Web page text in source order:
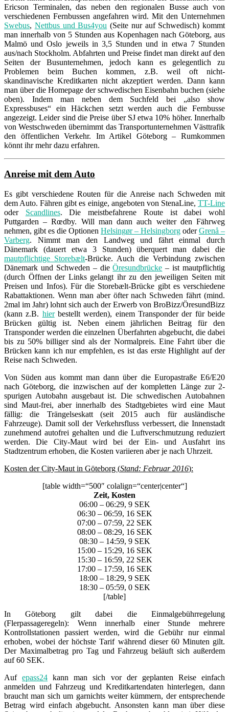
Ericson Terminalen, das neben den regionalen Busse auch von
verschiedenen Fernbussen angefahren wird. Mit den Unternehmen
Swebus, Nettbus und Bus4you (Seite nur auf Schwedisch) kommt
man innerhalb von 5 Stunden aus Kopenhagen nach Göteborg, aus
Malmö und Oslo jeweils in 3,5 Stunden und in etwa 7 Stunden
aus/nach Stockholm. Abfahrten und Preise findet man direkt auf den
Seiten der Busunternehmen, jedoch kann es gelegentlich zu
Problemen beim Buchen kommen, z.B. weil oft nicht-
skandinavische Kreditkarten nicht akzeptiert werden. Dann kann
man über die Homepage der schwedischen Eisenbahn buchen (siehe
oben). Indem man neben dem Suchfeld bei „also show
Expressbuses“ ein Häckchen setzt werden auch die Fernbusse
angezeigt. Leider sind die Preise über SJ etwa 10% höher. Innerhalb
von Westschweden übernimmt das Transportunternehmen Västtrafik
den öffentlichen Verkehr. Im Artikel Göteborg – Rumkommen
könnt ihr mehr dazu erfahren.
Anreise mit dem Auto
Es gibt verschiedene Routen für die Anreise nach Schweden mit
dem Auto. Fähren gibt es einige, angeboten von StenaLine, TT-Line
oder Scandlines. Die meistbefahrene Route ist dabei wohl
Puttgarden – Rœdby. Will man dann auch weiter den Fährweg
nehmen, gibt es die Optionen Helsingør – Helsingborg oderGrenå –
Varberg. Nimmt man den Landweg und fährt einmal durch
Dänemark (dauert etwa 3 Stunden) überquert man dabei die
mautpflichtige Storebælt-Brücke. Auch die Verbindung zwischen
Dänemark und Schweden – dieÖresundbrücke – ist mautpflichtig
(durch Öffnen der Links gelangt ihr zu den jeweiligen Seiten mit
Preisen und Infos). Für die Storebælt-Brücke gibt es verschiedene
Rabattaktionen. Wenn man aber öfter nach Schweden fährt (mind.
2mal im Jahr) lohnt sich auch der Erwerb von BroBizz/ÖresundBizz
(kann z.B. hierbestellt werden), einem Transponder der für beide
Brücken gültig ist. Neben einem jährlichen Beitrag für den
Transponder werden die einzelnen Überfahrten abgebucht, die dabei
bis zu 50% billiger sind als der Normalpreis. Eine Fahrt über die
Brücken kann ich nur empfehlen, es ist das erste Highlight auf der
Reise nach Schweden.
Von Süden aus kommt man dann über die Europastraße E6/E20
nach Göteborg, die inzwischen auf der kompletten Länge zur 2-
spurigen Autobahn ausgebaut ist. Die schwedischen Autobahnen
sind Maut-frei, aber innerhalb des Stadtgebietes wird eine Maut
fällig: die Trängelseskatt (seit 2015 auch für ausländische
Fahrzeuge). Damit soll der Verkehrsfluss verbessert, die Innenstadt
zunehmend autofrei gehalten und die Luftverschmutzung reduziert
werden. Die City-Maut wird bei der Ein- und Ausfahrt ins
Stadtzentrum erhoben, die Kosten variieren aber je nach Uhrzeit.
Kosten der City-Maut in Göteborg (Stand: Februar 2016):
[table width=“500″ colalign=“center|center“]
Zeit, Kosten
06:00 – 06:29, 9 SEK
06:30 – 06:59, 16 SEK
07:00 – 07:59, 22 SEK
08:00 – 08:29, 16 SEK
08:30 – 14:59, 9 SEK
15:00 – 15:29, 16 SEK
15:30 – 16:59, 22 SEK
17:00 – 17:59, 16 SEK
18:00 – 18:29, 9 SEK
18:30 – 05:59, 0 SEK
[/table]
In Göteborg gilt dabei die Einmalgebührregelung
(Flerpassageregeln): Wenn innerhalb einer Stunde mehrere
Kontrollstationen passiert werden, wird die Gebühr nur einmal
erhoben, wobei der höchste Tarif während dieser 60 Minuten gilt.
Der Maximalbetrag pro Tag und Fahrzeug beläuft sich außerdem
auf 60 SEK.
Aufepass24 kann man sich vor der geplanten Reise einfach
anmelden und Fahrzeug und Kreditkartendaten hinterlegen, dann
braucht man sich um garnichts weiter kümmern, der entsprechende
Betrag wird einfach abgebucht. Ansonsten kann man über diese